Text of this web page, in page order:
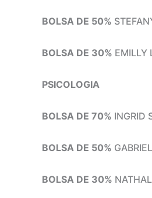
BOLSA DE 50%
BOLSA DE 30% EMILLY
PSICOLOGIA
BOLSA DE 70% INGRID
BOLSA DE 50%
BOLSA DE 30%